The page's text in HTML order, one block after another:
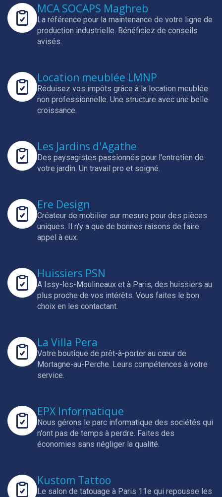
MCA SOCAPS Maghreb
La référence pour la maintenance de votre ligne de
production industrielle. Bénéficiez de conseils
avisés.
Location meublée LMNP
Réduisez vos impôts grâce à la location meublée
non professionnelle. Une structure avec une belle
croissance.
Les Jardins d'Agathe
Des paysagistes passionnés pour l'entretien de
votre jardin. Un travail pro et soigné.
Ere Design
Créateur de mobilier sur mesure pour des pièces
uniques. Il n'y a que de bonnes raisons de faire
appel à eux.
Huissiers PSN
A Issy-les-Moulineaux et à Paris, des huissiers au
plus proche de vos intérêts. Vous faites le bon
choix en les contactant.
La Villa Pera
Votre boutique de prêt-à-porter au cœur de
Mortagne-au-Perche. Leurs compétences à votre
service.
EPX Informatique
Nous gérons le parc informatique des sociétés qui
n'ont pas de temps à perdre. Faites des
économies sans négliger la qualité.
Kustom Tattoo
Le salon de tatouage à Paris 11e qui repousse les